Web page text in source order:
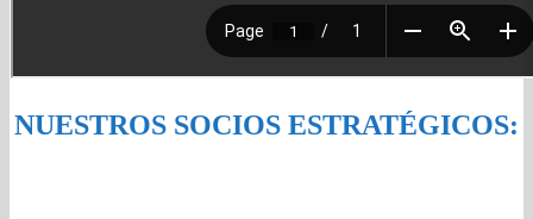
NUESTROS SOCIOS ESTRATÉGICOS: